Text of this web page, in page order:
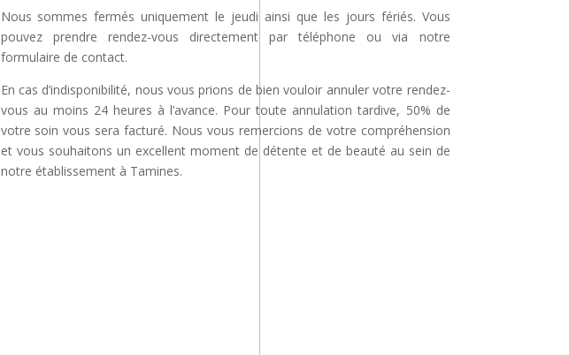
Nous sommes fermés uniquement le jeudi ainsi que les jours fériés. Vous
pouvez prendre rendez-vous directement par téléphone ou via notre
formulaire de contact.
En cas d’indisponibilité, nous vous prions de bien vouloir annuler votre rendez-
vous au moins 24 heures à l’avance. Pour toute annulation tardive, 50% de
votre soin vous sera facturé. Nous vous remercions de votre compréhension
et vous souhaitons un excellent moment de détente et de beauté au sein de
notre établissement à Tamines.